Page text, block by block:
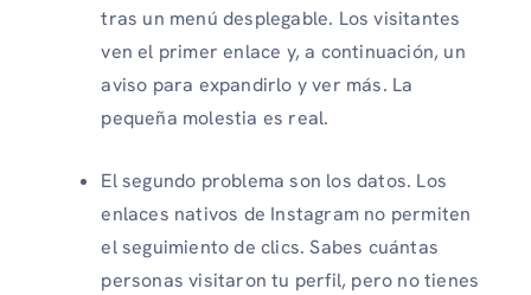
tras un menú desplegable. Los visitantes
ven el primer enlace y, a continuación, un
aviso para expandirlo y ver más. La
pequeña molestia es real.
El segundo problema son los datos. Los
enlaces nativos de Instagram no permiten
el seguimiento de clics. Sabes cuántas
personas visitaron tu perfil, pero no tienes